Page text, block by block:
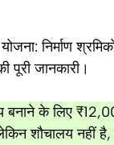
निर्माण
जानकारी।
बनाने के लिए
शौचालय नहीं